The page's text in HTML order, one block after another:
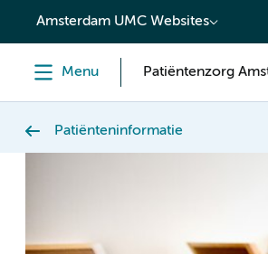
content
Amsterdam UMC Websites
Menu Patiëntenzorg
Patiënteninformatie